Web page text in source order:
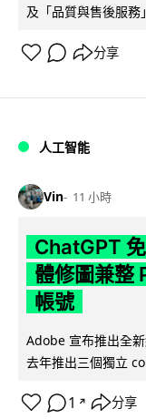
及「品質與售後服務
分享
人工智能
Vin 11 小時
ChatGPT
體修圖兼整
帳號
Adobe 宣布推出全
去年推出三個獨立
1 ↗ 分享